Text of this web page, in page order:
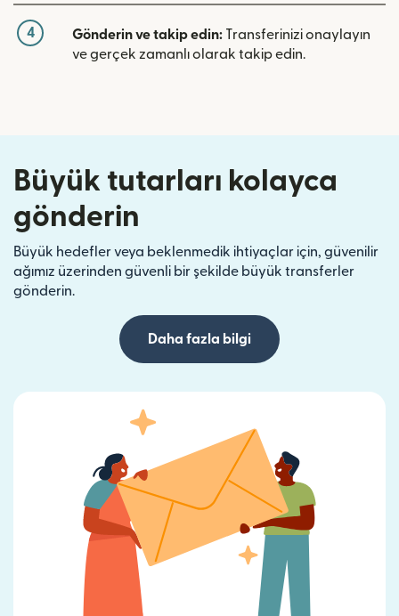
4 Gönderin ve takip edin: Transferinizi onaylayın
ve gerçek zamanlı olarak takip edin.
Büyük tutarları kolayca
gönderin
Büyük hedefler veya beklenmedik ihtiyaçlar için, güvenilir
ağımız üzerinden güvenli bir şekilde büyük transferler
gönderin.
Daha fazla bilgi